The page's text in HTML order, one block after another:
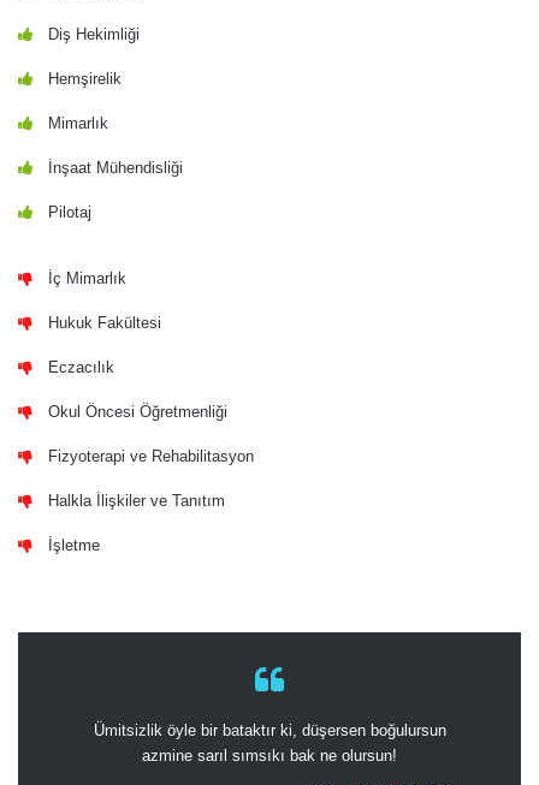
Diş Hekimliği
Hemşirelik
Mimarlık
İnşaat Mühendisliği
Pilotaj
İç Mimarlık
Hukuk Fakültesi
Eczacılık
Okul Öncesi Öğretmenliği
Fizyoterapi ve Rehabilitasyon
Halkla İlişkiler ve Tanıtım
İşletme
Ümitsizlik öyle bir bataktır ki, düşersen boğulursun
azmine sarıl sımsıkı bak ne olursun!